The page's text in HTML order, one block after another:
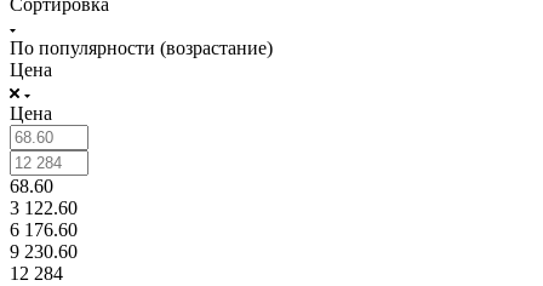
По популярности (возрастание)
Цена
Цена
68.60
3 122.60
6 176.60
9 230.60
12 284